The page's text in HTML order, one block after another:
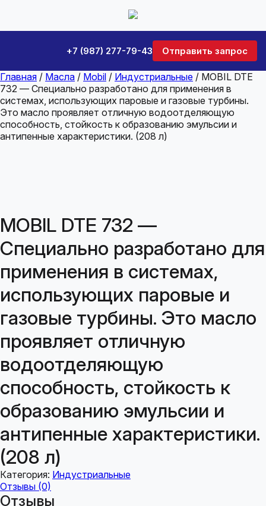
+7 (987) 277-79-43 Отправить запрос
Главная / Масла / Mobil / Индустриальные / MOBIL DTE
732 — Специально разработано для применения в
системах, использующих паровые и газовые турбины.
Это масло проявляет отличную водоотделяющую
способность, стойкость к образованию эмульсии и
антипенные характеристики. (208 л)
MOBIL DTE 732 —
Специально разработано для
применения в системах,
использующих паровые и
газовые турбины. Это масло
проявляет отличную
водоотделяющую
способность, стойкость к
образованию эмульсии и
антипенные характеристики.
(208 л)
Категория: Индустриальные
Отзывы (0)
Отзывы